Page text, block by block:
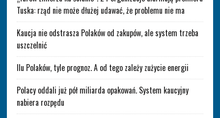
Tuska: rząd nie może dłużej udawać, że problemu nie ma
Kaucja nie odstrasza Polaków od zakupów, ale system trzeba
uszczelnić
Ilu Polaków, tyle prognoz. A od tego zależy zużycie energii
Polacy oddali już pół miliarda opakowań. System kaucyjny
nabiera rozpędu